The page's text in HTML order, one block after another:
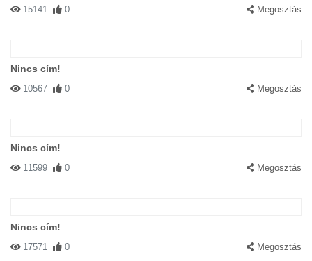
15141 0 Megosztás
Nincs cím!
10567 0 Megosztás
Nincs cím!
11599 0 Megosztás
Nincs cím!
17571 0 Megosztás